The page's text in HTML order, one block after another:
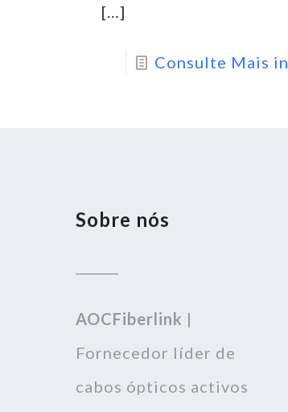
[…]
Consulte Mais
Sobre nós
AOCFiberlink |
Fornecedor líder de
cabos ópticos activos